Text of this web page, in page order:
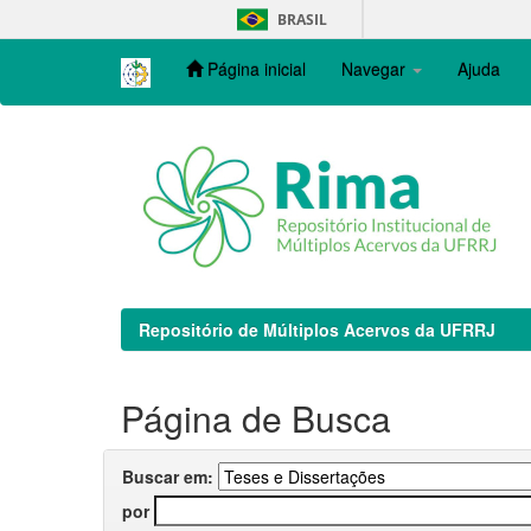
navigation
BRASIL
Página inicial Navegar Ajuda
Repositório de Múltiplos Acervos da UFRRJ
Página de Busca
Buscar em:
por